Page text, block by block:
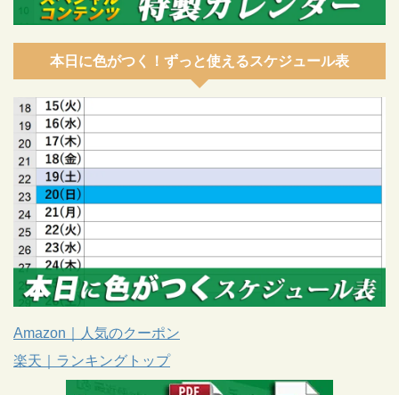
本日に色がつく！ずっと使えるスケジュール表
Amazon｜人気のクーポン
楽天｜ランキングトップ